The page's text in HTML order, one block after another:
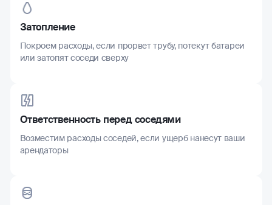
Затопление
Покроем расходы, если прорвет трубу, потекут батареи
или затопят соседи сверху
Ответственность перед соседями
Возместим расходы соседей, если ущерб нанесут ваши
арендаторы